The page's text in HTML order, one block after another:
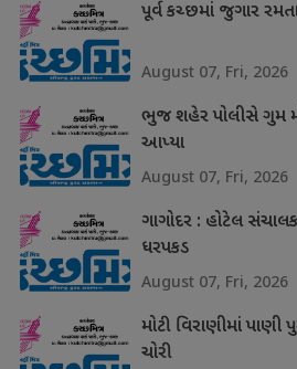
પૂર્વ કચ્છમાં જુગાર
August 07, Fri, 2026
ભુજ શહેર પોલીસે ગુમ
આપ્યા
August 07, Fri, 2026
ગાગોદર : હોટેલ
ધરપકડ
August 07, Fri, 2026
મોટી વિરાણીમાં
ચોરી